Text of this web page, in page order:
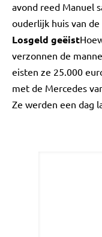
avond reed Manuel
ouderlijk huis van de
Losgeld geëist
verzonnen de
eisten ze 25.000
met de Mercedes
Ze werden een dag